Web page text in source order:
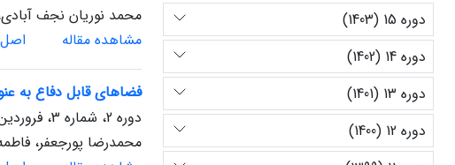
محمد نوریان نجف
مشاهده مقاله
اصل
فضاهای قابل دفاع به
دوره 2، شماره 3، فروردین 1389، صفحه
محمدرضا پورجعفر،
دوره 15 (1403)
دوره 14 (1402)
دوره 13 (1401)
دوره 12 (1400)